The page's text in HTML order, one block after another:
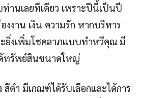
านเลยทีเดียว เพราะปีนี้เป็นปี
งงาน เงิน ความรัก หากบริหาร
ะยิ่งเพิ่มโชคลาภแบบทำหวีคุณ มี
ทรัพย์สินขนาดใหญ่
สีดำ มีเกณฑ์ได้รับเลือกและได้การ